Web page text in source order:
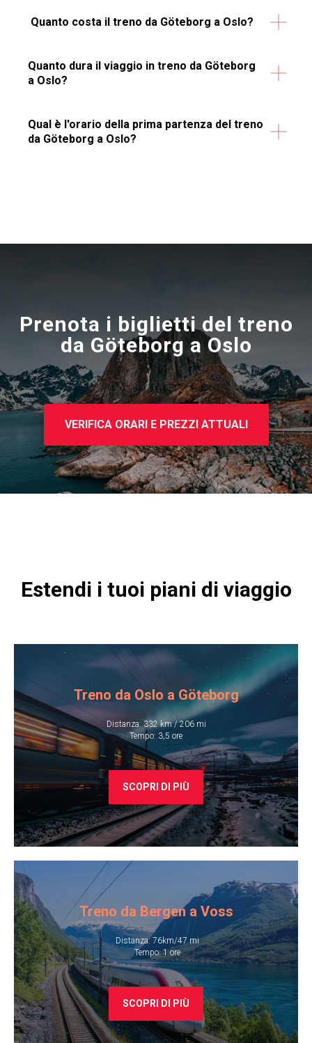
Quanto costa il treno da Göteborg a Oslo?
Quanto dura il viaggio in treno da Göteborg
a Oslo?
Qual è l'orario della prima partenza del treno
da Göteborg a Oslo?
Prenota i biglietti del treno
da Göteborg a Oslo
VERIFICA ORARI E PREZZI ATTUALI
Estendi i tuoi piani di viaggio
Treno da Oslo a Göteborg
Distanza: 332 km / 206 mi
Tempo: 3,5 ore
SCOPRI DI PIÙ
Treno da Bergen a Voss
Distanza: 76km/47 mi
​ Tempo: 1 ore
SCOPRI DI PIÙ